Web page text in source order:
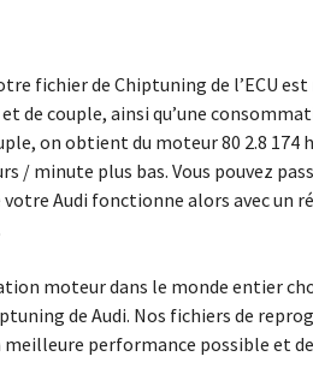
fichier de Chiptuning de l’ECU
de couple, ainsi qu’une
on obtient du moteur 80 2.8 174
/ minute plus bas. Vous pouvez
Audi fonctionne alors avec un
moteur dans le monde entier
de Audi. Nos fichiers de
meilleure performance possible et